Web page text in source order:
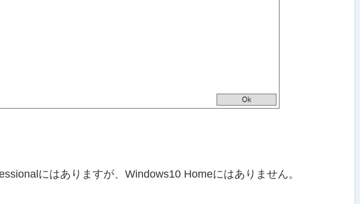
にはありますが、Windows10 Homeにはありません。